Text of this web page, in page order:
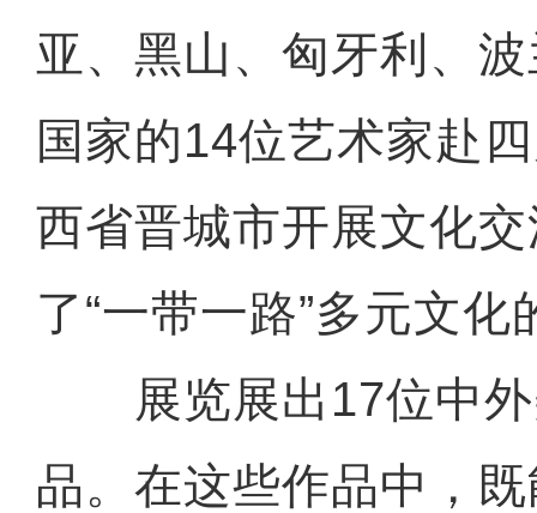
亚、黑山、匈牙利、
国家的14位艺术家赴
西省晋城市开展文化
了“一带一路”多元文
展览展出17位中外
品。在这些作品中，